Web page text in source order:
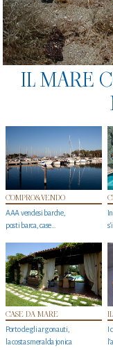
IL MARE
COMPRO&VENDO
AAA vendesi barche,
posti barca, case…
CASE DA MARE
Porto degli argonauti,
la costa smeralda jonica
I